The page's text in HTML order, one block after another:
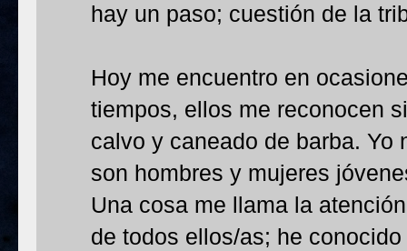
hay un paso; cuestión de la
Hoy me encuentro en
tiempos, ellos me reconocen
calvo y caneado de barba.
son hombres y mujeres
Una cosa me llama la
de todos ellos/as; he conocido